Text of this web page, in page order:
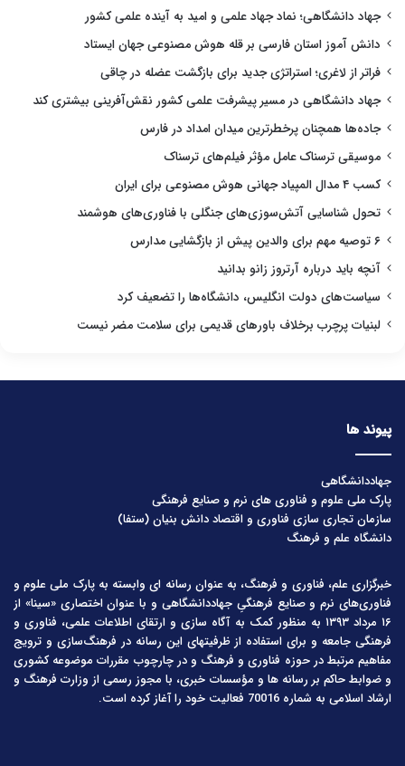
جهاد دانشگاهی؛ نماد جهاد علمی و امید به آینده علمی کشور
دانش آموز استان فارسی بر قله هوش مصنوعی جهان ایستاد
فراتر از لاغری؛ استراتژی جدید برای بازگشت عضله در چاقی
جهاد دانشگاهی در مسیر پیشرفت علمی کشور نقش‌آفرینی بیشتری کند
جاده‌ها همچنان پرخطرترین میدان امداد در فارس
موسیقی ترسناک عامل مؤثر فیلم‌های ترسناک
کسب ۴ مدال المپیاد جهانی هوش مصنوعی برای ایران
تحول شناسایی آتش‌سوزی‌های جنگلی با فناوری‌های هوشمند
۶ توصیه مهم برای والدین پیش از بازگشایی مدارس
آنچه باید درباره آرتروز زانو بدانید
سیاست‌های دولت انگلیس، دانشگاه‌ها را تضعیف کرد
لبنیات پرچرب برخلاف باورهای قدیمی برای سلامت مضر نیست
پیوند ها
جهاددانشگاهی
پارک ملی علوم و فناوری های نرم و صنایع فرهنگی
سازمان تجاری سازی فناوری و اقتصاد دانش بنیان (ستفا)
دانشگاه علم و فرهنگ
خبرگزاری علم، فناوری و فرهنگ، به عنوان رسانه ای وابسته به پارک ملی علوم و
فناوری‌های نرم و صنایع فرهنگیِ جهاددانشگاهی و با عنوان اختصاری «سینا» از
۱۶ مرداد ۱۳۹۳ به منظور کمک به آگاه سازی و ارتقای اطلاعات علمی، فناوری و
فرهنگی جامعه و برای استفاده از ظرفیتهای این رسانه در فرهنگ‌سازی و ترویج
مفاهیم مرتبط در حوزه فناوری و فرهنگ و در چارچوب مقررات موضوعه کشوری
و ضوابط حاکم بر رسانه ها و مؤسسات خبری، با مجوز رسمی از وزارت فرهنگ و
ارشاد اسلامی به شماره 70016 فعالیت خود را آغاز کرده است.